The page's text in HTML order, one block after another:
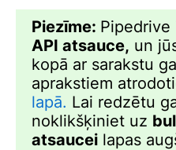
Piezīme: Pipedrive
API atsauce, un
kopā ar sarakstu
aprakstiem
lapā. Lai redzētu
noklikšķiniet uz
atsaucei lapas